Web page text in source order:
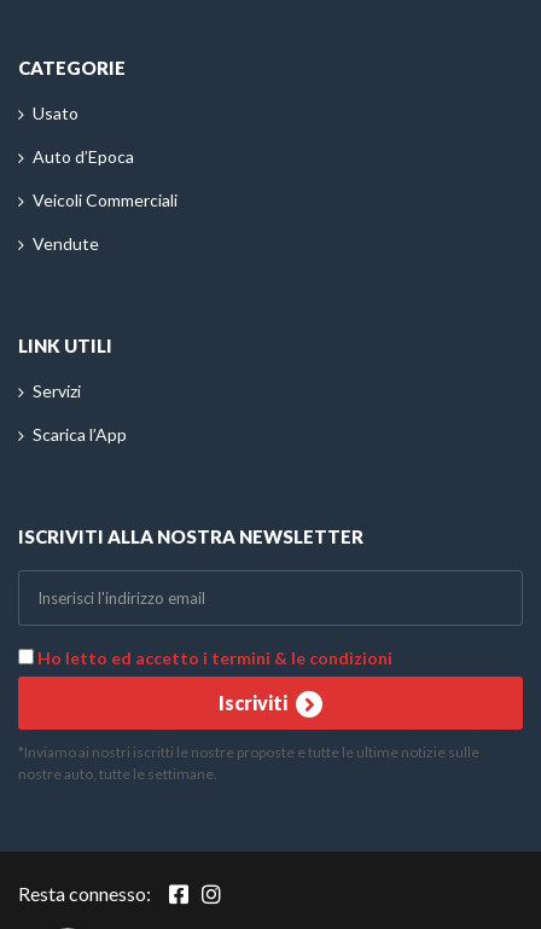
CATEGORIE
Usato
Auto d’Epoca
Veicoli Commerciali
Vendute
LINK UTILI
Servizi
Scarica l’App
ISCRIVITI ALLA NOSTRA NEWSLETTER
Ho letto ed accetto i termini & le condizioni
Iscriviti
*Inviamo ai nostri iscritti le nostre proposte e tutte le ultime notizie sulle
nostre auto, tutte le settimane.
Resta connesso:
Telefono
WhatsApp